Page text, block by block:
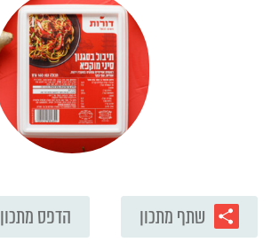
הדפס מתכון שתף מתכון